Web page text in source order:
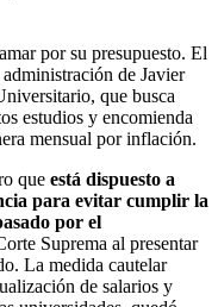
por su presupuesto. El
de Javier
que busca
estudios y encomienda
mensual por inflación.
que está dispuesto a
para evitar cumplir la
por el
Suprema al presentar
La medida cautelar
de salarios y